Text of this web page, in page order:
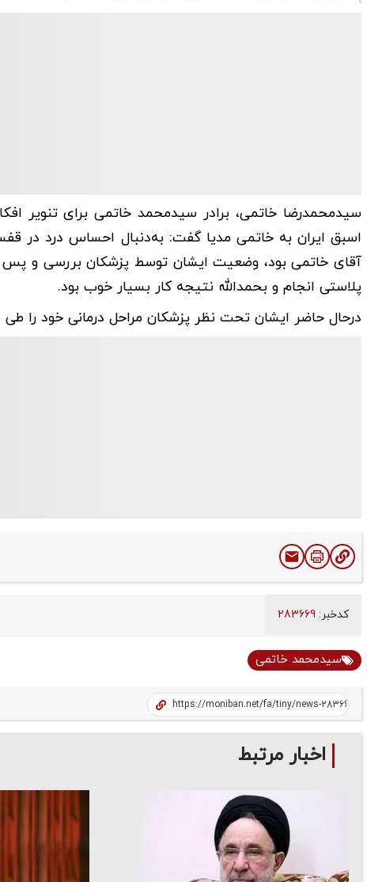
سیدمحمدرضا خاتمی، برادر سیدمحمد خاتمی برای تنویر
اسبق ایران به خاتمی مدیا گفت: به‌دنبال احساس درد در
آقای خاتمی بود، وضعیت ایشان توسط پزشکان بررسی و پس
پلاستی انجام و بحمدالله نتیجه کار بسیار خوب بود.
درحال حاضر ایشان تحت نظر پزشکان مراحل درمانی خود را
کدخبر:
سیدمحمد خاتمی
اخبار مرتبط